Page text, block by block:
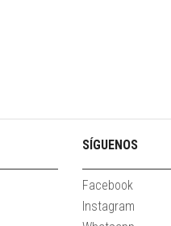
SÍGUENOS
Facebook
Instagram